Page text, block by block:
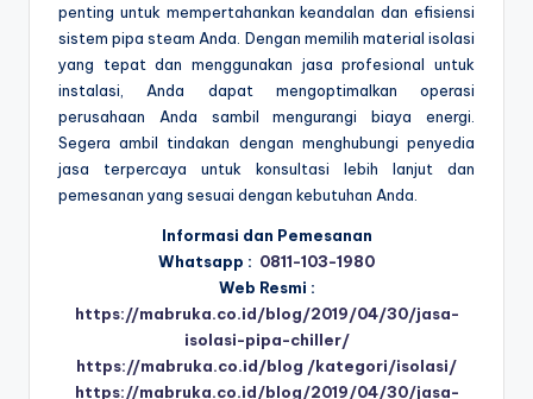
penting untuk mempertahankan keandalan dan efisiensi
sistem pipa steam Anda. Dengan memilih material isolasi
yang tepat dan menggunakan jasa profesional untuk
instalasi, Anda dapat mengoptimalkan operasi
perusahaan Anda sambil mengurangi biaya energi.
Segera ambil tindakan dengan menghubungi penyedia
jasa terpercaya untuk konsultasi lebih lanjut dan
pemesanan yang sesuai dengan kebutuhan Anda.
Informasi dan Pemesanan
Whatsapp : 0811-103-1980
Web Resmi :
https://mabruka.co.id/blog/2019/04/30/jasa-
isolasi-pipa-chiller/
https://mabruka.co.id/blog /kategori/isolasi/
https://mabruka.co.id/blog/2019/04/30/jasa-